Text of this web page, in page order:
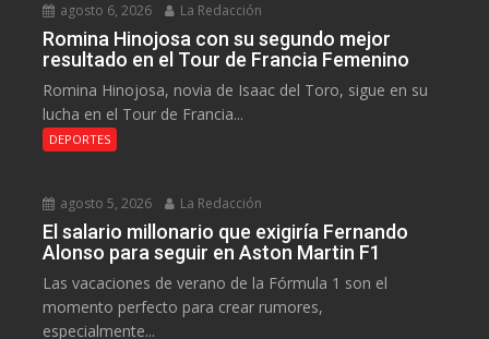
agosto 6, 2026 La Redacción
Romina Hinojosa con su segundo mejor
resultado en el Tour de Francia Femenino
Romina Hinojosa, novia de Isaac del Toro, sigue en su
lucha en el Tour de Francia...
DEPORTES
agosto 5, 2026 La Redacción
El salario millonario que exigiría Fernando
Alonso para seguir en Aston Martin F1
Las vacaciones de verano de la Fórmula 1 son el
momento perfecto para crear rumores,
especialmente...